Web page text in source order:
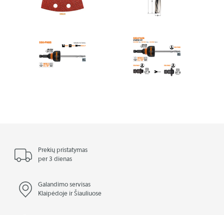
Prekių pristatymas
per 3 dienas
Galandimo servisas
Klaipėdoje ir Šiauliuose